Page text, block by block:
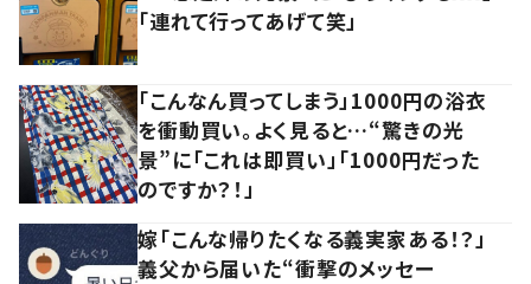
「連れて行ってあげて笑」
「こんなん買ってしまう」1000円の浴衣
を衝動買い。よく見ると…“驚きの光
景”に「これは即買い」「1000円だった
のですか？！」
嫁「こんな帰りたくなる義実家ある！？」
義父から届いた“衝撃のメッセー